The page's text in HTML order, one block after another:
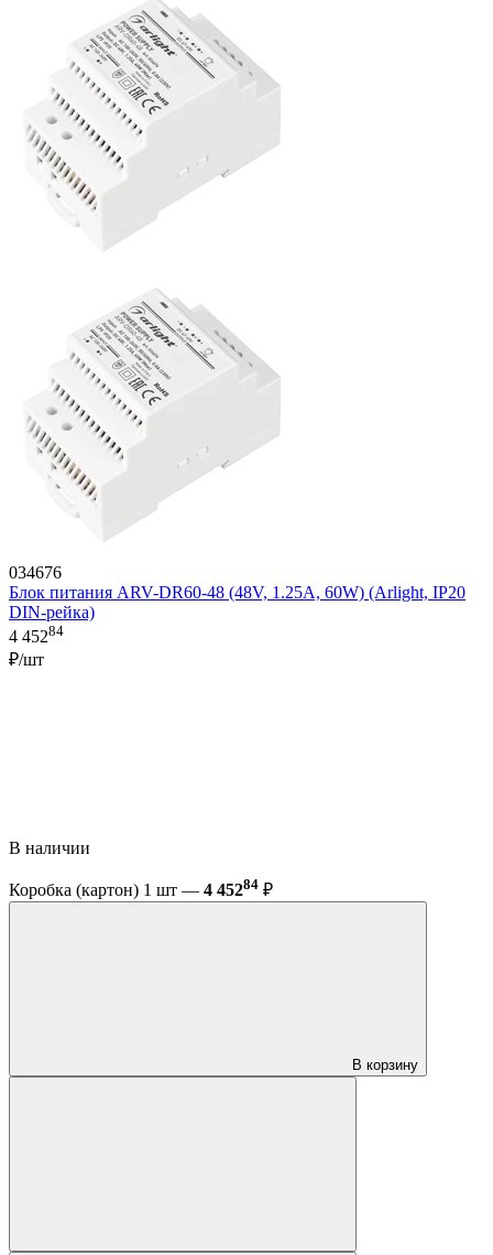
034676
Блок питания ARV-DR60-48 (48V, 1.25A, 60W) (Arlight, IP20
DIN-рейка)
4 45284
₽/шт
В наличии
Коробка (картон) 1 шт — 4 45284 ₽
В корзину